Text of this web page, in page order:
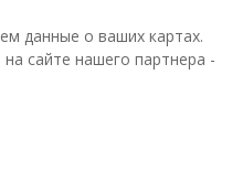
данные о ваших картах.
сайте нашего партнера -